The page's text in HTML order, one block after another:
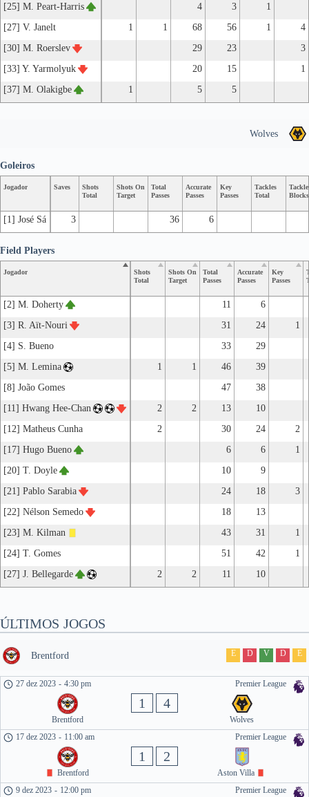
[25] M. Peart-Harris 4 3
1
[27] V. Janelt
1 1 68 56 1
4
[30] M. Roerslev
29 23
3
[33] Y. Yarmolyuk
20 15
1
[37] M. Olakigbe
1 5 5
Wolves
Jogador Saves
Shots
Total
Shots On
Target
Total
Passes
Accurate
Passes
Key
Passes
Tackles
Total
Blocks
[1] José Sá 3 36 6
Goleiros
Jogador
Shots
Total
Shots On
Target
Total
Passes
Accurate
Passes
Key
Passes
[2] M. Doherty 11
6
[3] R. Aït-Nouri
31 24
1
[4] S. Bueno
33
29
[5] M. Lemina
1 1 46
39
[8] João Gomes
47
38
[11] Hwang Hee-Chan
2 2 13
10
[12] Matheus Cunha
2 30 24
2
[17] Hugo Bueno
6 6
1
[20] T. Doyle
10
9
[21] Pablo Sarabia
24 18
3
[22] Nélson Semedo
18
13
[23] M. Kilman
43 31
1
[24] T. Gomes
51 42
1
[27] J. Bellegarde
2 2 11 10
Field Players
ÚLTIMOS JOGOS
Brentford E D V D E
Premier League
27 dez 2023 - 4:30 pm
Brentford
1 4
Wolves
Premier League
17 dez 2023 - 11:00 am
Brentford
1 2
Aston Villa
Premier League
9 dez 2023 - 12:00 pm